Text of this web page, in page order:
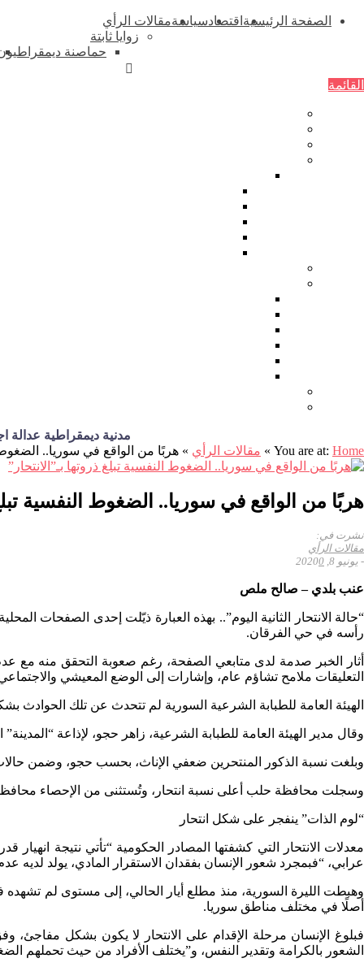
الصفحة الرئيسية اقتصادسياسةمقالات الرأي
زوايا ثابتة
حماصنة
القائمة
مدنية ديمقراطية عدالة
You are at: Home
» مقالات الرأي » هربًا من الواقع في سوريا.. الضغوط
هربًا من الواقع في سوريا.. الضغوط النفسية تبلغ
نشرت في:
مقالات الرأي
- يونيو 8, 2020 0
عنب بلدي – صالح ملص
رأسه في حي الفرقان.
أثار الخبر صدمة لدى متابعي الصفحة، رغم صعوبة التحقق منه مع
التعليقات ملامح تشاؤم عام، وإشارات إلى الوضع المعيشي
الهيئة العامة للطبابة الشرعية السورية لم تتحدث عن تلك الحوادث بشكل مفصّل رسميًا، لكنها أعلنت، في 19 من أيار
وقال مدير الهيئة العامة للطبابة الشرعية، زاهر حجو، لإذاعة “المدينة”
وبلغت نسبة الذكور المنتحرين ضعفي الإناث، بحسب حجو، وضمن حالات الانتحار 13 حالة لأشخاص أعمارهم تحت سن الـ18، ثمانٍ منهم إناث، مع الميل للعدوانية في طرق
وسجلت محافظة حلب أعلى نسبة انتحار، وتُستثنى من الإحصاء
“لوم الذات” ينفجر على شكل انتحار
معدلات الانتحار التي كشفتها المصادر الحكومية “تأتي نتيجة
عرابي، “فبمجرد شعور الإنسان بفقدان الاستقرار المادي، يولد لديه
وهبطت الليرة السورية، منذ مطلع أيار الحالي، إلى مستوى لم تشهده في
أصلًا في مختلف مناطق سوريا.
فبلوغ الإنسان مرحلة الإقدام على الانتحار لا يكون بشكل
الشعور بالكرامة وتقدير النفس، و”يختلف الأفراد من حيث تحملهم